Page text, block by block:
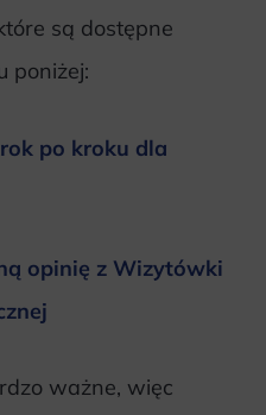
są dostępne
poniżej:
po kroku dla
opinię z Wizytówki
ważne, więc